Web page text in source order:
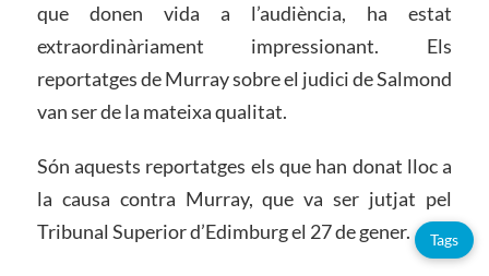
que donen vida a l’audiència, ha estat
extraordinàriament impressionant. Els
reportatges de Murray sobre el judici de Salmond
van ser de la mateixa qualitat.
Són aquests reportatges els que han donat lloc a
la causa contra Murray, que va ser jutjat pel
Tribunal Superior d’Edimburg el 27 de gener.
Tags